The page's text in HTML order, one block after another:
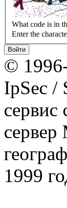
What code is in
Enter the
©
IpSec /
сервер
1999